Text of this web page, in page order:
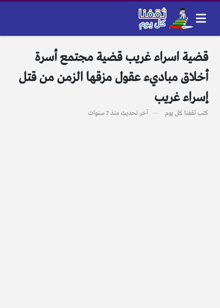
قضية اسراء غريب قضية مجتمع أسرة
أخلاق مباديء عقول مزقها الزمن من قتل
إسراء غريب
كتبثقفنا كل يوم آخر تحديث منذ 7 سنوات